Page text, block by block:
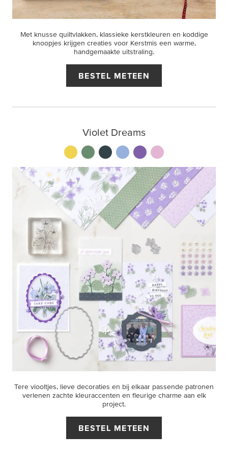
Met knusse quiltvlakken, klassieke kerstkleuren en koddige
knoopjes krijgen creaties voor Kerstmis een warme,
handgemaakte uitstraling.
BESTEL METEEN
Violet Dreams
Tere viooltjes, lieve decoraties en bij elkaar passende patronen
verlenen zachte kleuraccenten en fleurige charme aan elk
project.
BESTEL METEEN